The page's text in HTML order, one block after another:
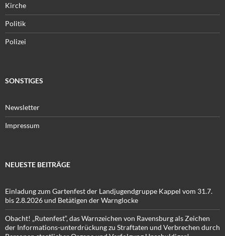
Kirche
Politik
Polizei
SONSTIGES
Newsletter
Impressum
NEUESTE BEITRÄGE
Einladung zum Gartenfest der Landjugendgruppe Kappel vom 31.7.
bis 2.8.2026 und Betätigen der Warnglocke
Obacht! „Rutenfest“, das Warnzeichen von Ravensburg als Zeichen
der Informations-unterdrückung zu Straftaten und Verbrechen durch